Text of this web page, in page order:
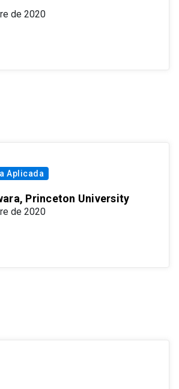
de 2020
Aplicada
Princeton University
de 2020